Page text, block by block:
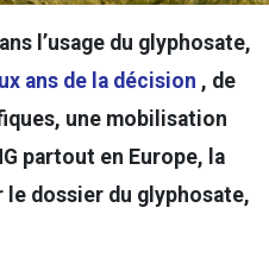
l’usage du glyphosate,
ans de la décision , de
une mobilisation
partout en Europe, la
dossier du glyphosate,